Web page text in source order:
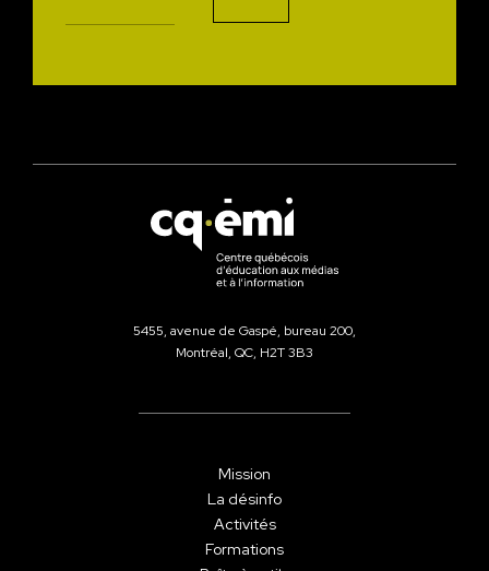
5455, avenue de Gaspé, bureau 200,
Montréal, QC, H2T 3B3
Mission
La désinfo
Activités
Formations